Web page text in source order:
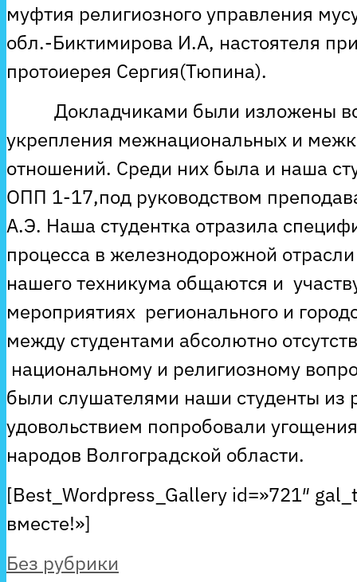
муфтия религиозного управления
обл.-Биктимирова И.А, настоятеля
протоиерея Сергия(Тюпина).
Докладчиками были изложены
укрепления межнациональных и
отношений. Среди них была и наша
ОПП 1-17,под руководством
А.Э. Наша студентка отразила
процесса в железнодорожной
нашего техникума общаются и
мероприятиях регионального и
между студентами абсолютно
национальному и религиозному
были слушателями наши студенты из
удовольствием попробовали
народов Волгоградской области.
[Best_Wordpress_Gallery id=»721″
вместе!»]
Рубрики
Без рубрики